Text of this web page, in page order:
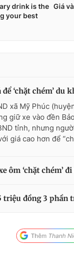
‘chặt chém’ du
xã Mỹ Phúc
giữ xe vào đền
tỉnh, nhưng
giá cao hơn để
ôm ‘chặt chém’
đồng 3 phần